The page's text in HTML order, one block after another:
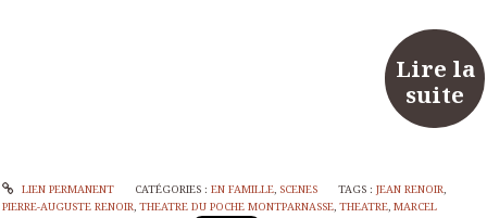
Lire la
suite
LIEN PERMANENT CATÉGORIES : EN FAMILLE, SCENES TAGS :JEAN RENOIR
PIERRE-AUGUSTE RENOIR THEATRE DU POCHE MONTPARNASSE THEATRE MARCEL